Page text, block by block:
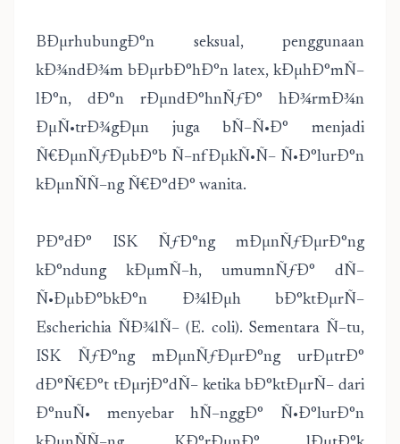
BÐµrhubungÐ°n seksual, penggunaan
kÐ¾ndÐ¾m bÐµrbÐ°hÐ°n latex, kÐµhÐ°mÑ–
lÐ°n, dÐ°n rÐµndÐ°hnÑƒÐ° hÐ¾rmÐ¾n
ÐµÑ•trÐ¾gÐµn juga bÑ–Ñ•Ð° menjadi
Ñ€ÐµnÑƒÐµbÐ°b Ñ–nfÐµkÑ•Ñ– Ñ•Ð°lurÐ°n
kÐµnÑÑ–ng Ñ€Ð°dÐ° wanita.
PÐ°dÐ° ISK ÑƒÐ°ng mÐµnÑƒÐµrÐ°ng
kÐ°ndung kÐµmÑ–h, umumnÑƒÐ° dÑ–
Ñ•ÐµbÐ°bkÐ°n Ð¾lÐµh bÐ°ktÐµrÑ–
Escherichia ÑÐ¾lÑ– (E. coli). Sementara Ñ–tu,
ISK ÑƒÐ°ng mÐµnÑƒÐµrÐ°ng urÐµtrÐ°
dÐ°Ñ€Ð°t tÐµrjÐ°dÑ– ketika bÐ°ktÐµrÑ– dari
Ð°nuÑ• menyebar hÑ–nggÐ° Ñ•Ð°lurÐ°n